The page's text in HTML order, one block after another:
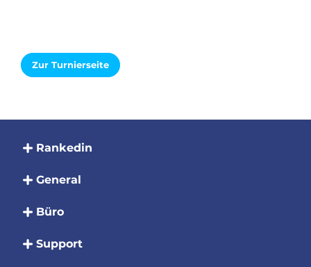
Zur Turnierseite
Rankedin
General
Büro
Support